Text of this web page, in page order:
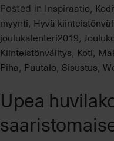
Posted in Inspiraatio,
myynti, Hyvä
joulukalenteri2019,
Kiinteistönvälitys, Koti,
Piha, Puutalo, Sisustus,
Upea